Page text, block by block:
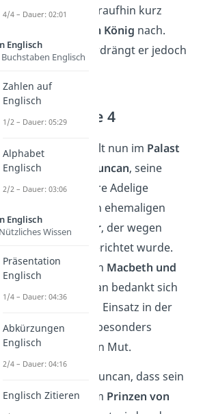
Macbeth denkt daraufhin kurz
Mord am König nach.
Den Gedanken verdrängt er jedoch
Akt 1 — Szene 4
Die Handlung spielt nun im Palast
in Forres
Duncan, seine
Söhne und mehrere Adelige
sprechen über den ehemaligen
Thane von Cawdor, der wegen
Hochverrats hingerichtet wurde.
Kurz darauf treffen Macbeth und
ein. Duncan bedankt sich
bei ihnen für ihren Einsatz in der
Schlacht und lobt besonders
Macbeth für seinen Mut.
Dann verkündet Duncan, dass sein
SohnMalcolmzum Prinzen von
4/4 – Dauer: 02:01
Englisch
Englisch
Zahlen auf
Englisch
1/2 – Dauer: 05:29
Alphabet
Englisch
2/2 – Dauer: 03:06
Englisch
Wissen
Präsentation
Englisch
1/4 – Dauer: 04:36
Abkürzungen
Englisch
2/4 – Dauer: 04:16
Englisch Zitieren